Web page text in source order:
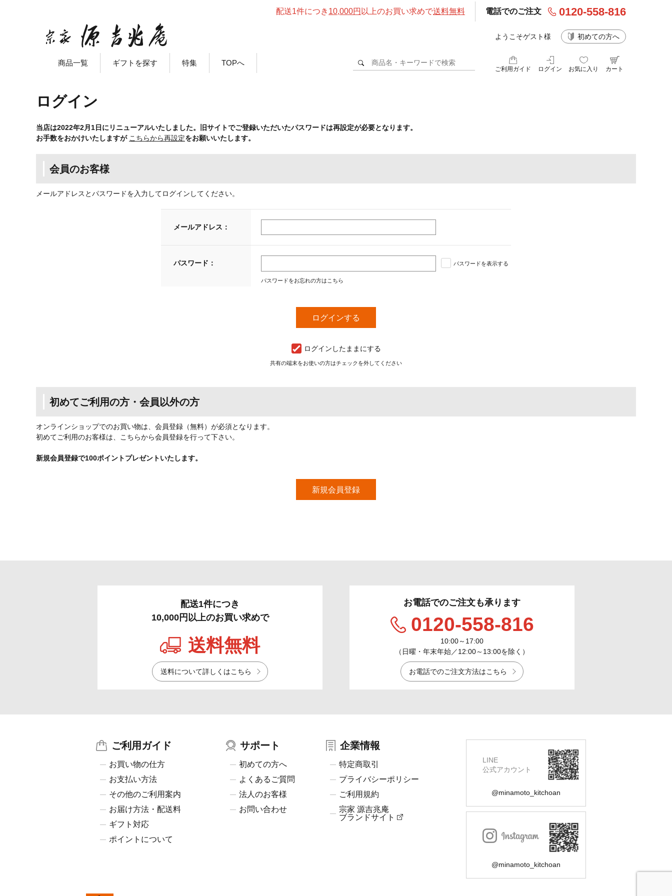
配送1件につき 10,000円 以上のお買い求めで送料無料 電話でのご注文 0120-558-816
ようこそゲスト様 初めての方へ
商品一覧 ギフトを探す 特集 TOPへ
ご利用ガイド ログイン お気に入り カート
ログイン
当店は2022年2月1日にリニューアルいたしました。旧サイトでご登録いただいたパスワードは再設定が必要となります。
お手数をおかけいたしますが こちらから再設定をお願いいたします。
会員のお客様
メールアドレスとパスワードを入力してログインしてください。
メールアドレス：
パスワード： パスワードを表示する
パスワードをお忘れの方はこちら
ログインしたままにする
共有の端末をお使いの方はチェックを外してください
初めてご利用の方・会員以外の方
オンラインショップでのお買い物は、会員登録（無料）が必須となります。
初めてご利用のお客様は、こちらから会員登録を行って下さい。
新規会員登録で100ポイントプレゼントいたします。
配送1件につき
10,000円以上のお買い求めで
送料無料
送料について詳しくはこちら
お電話でのご注文も承ります
0120-558-816
10:00～17:00
（日曜・年末年始／12:00～13:00を除く）
お電話でのご注文方法はこちら
ご利用ガイド
お買い物の仕方
お支払い方法
その他のご利用案内
お届け方法・配送料
ギフト対応
ポイントについて
サポート
初めての方へ
よくあるご質問
法人のお客様
お問い合わせ
企業情報
特定商取引
プライバシーポリシー
ご利用規約
宗家 源吉兆庵
ブランドサイト
LINE
公式アカウント
@minamoto_kitchoan
@minamoto_kitchoan